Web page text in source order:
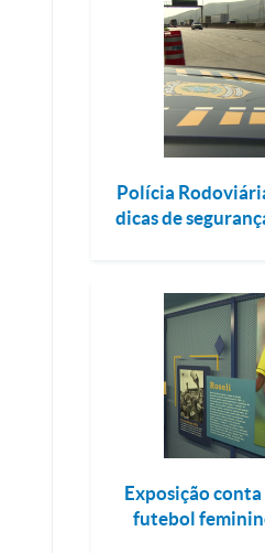
Polícia
dicas de
Exposição
futebol